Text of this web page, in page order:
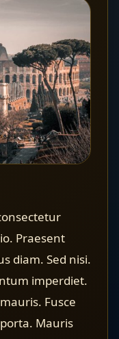
Praesent
diam. Sed nisi.
imperdiet.
Fusce
Mauris